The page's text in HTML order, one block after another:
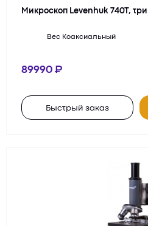
Микроскоп Levenhuk 740T,
Вес Коаксиальный
89990
Быстрый заказ